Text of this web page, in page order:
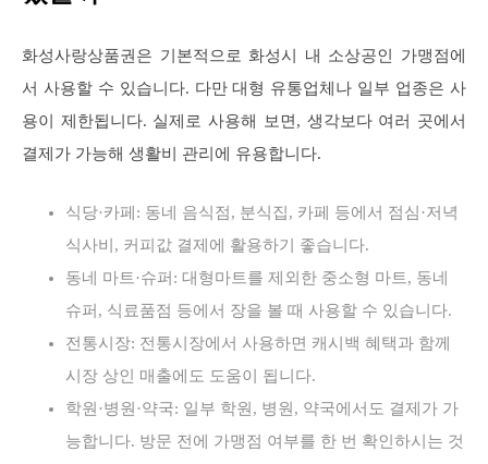
화성사랑상품권은 기본적으로 화성시 내 소상공인 가맹점에
서 사용할 수 있습니다. 다만 대형 유통업체나 일부 업종은 사
용이 제한됩니다. 실제로 사용해 보면, 생각보다 여러 곳에서
결제가 가능해 생활비 관리에 유용합니다.
식당·카페: 동네 음식점, 분식집, 카페 등에서 점심·저녁
식사비, 커피값 결제에 활용하기 좋습니다.
동네 마트·슈퍼: 대형마트를 제외한 중소형 마트, 동네
슈퍼, 식료품점 등에서 장을 볼 때 사용할 수 있습니다.
전통시장: 전통시장에서 사용하면 캐시백 혜택과 함께
시장 상인 매출에도 도움이 됩니다.
학원·병원·약국: 일부 학원, 병원, 약국에서도 결제가 가
능합니다. 방문 전에 가맹점 여부를 한 번 확인하시는 것